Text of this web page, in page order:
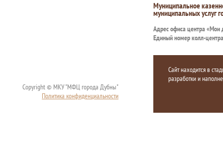
Муниципальное
муниципальных услуг
Адрес офиса центра «Мои
Единый номер колл-
Copyright © МКУ "МФЦ города Дубны"
Политика конфиденциальности
Сайт находится в
разработки и